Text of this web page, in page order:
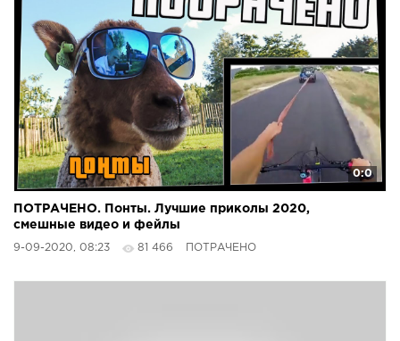
0:0
ПОТРАЧЕНО. Понты. Лучшие приколы 2020,
смешные видео и фейлы
9-09-2020, 08:23 81 466 ПОТРАЧЕНО